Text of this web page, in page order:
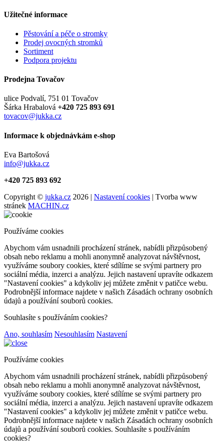
Užitečné informace
Pěstování a péče o stromky
Prodej ovocných stromků
Sortiment
Podpora projektu
Prodejna Tovačov
ulice Podvalí, 751 01 Tovačov
Šárka Hrabalová +420 725 893 691
tovacov@jukka.cz
Informace k objednávkám e-shop
Eva Bartošová
info@jukka.cz
+420 725 893 692
Copyright © jukka.cz 2026 | Nastavení cookies | Tvorba www
stránek MACHIN.cz
Používáme cookies
Abychom vám usnadnili procházení stránek, nabídli přizpůsobený
obsah nebo reklamu a mohli anonymně analyzovat návštěvnost,
využíváme soubory cookies, které sdílíme se svými partnery pro
sociální média, inzerci a analýzu. Jejich nastavení upravíte odkazem
"Nastavení cookies" a kdykoliv jej můžete změnit v patičce webu.
Podrobnější informace najdete v našich Zásadách ochrany osobních
údajů a používání souborů cookies.
Souhlasíte s používáním cookies?
Ano, souhlasím Nesouhlasím Nastavení
Používáme cookies
Abychom vám usnadnili procházení stránek, nabídli přizpůsobený
obsah nebo reklamu a mohli anonymně analyzovat návštěvnost,
využíváme soubory cookies, které sdílíme se svými partnery pro
sociální média, inzerci a analýzu. Jejich nastavení upravíte odkazem
"Nastavení cookies" a kdykoliv jej můžete změnit v patičce webu.
Podrobnější informace najdete v našich Zásadách ochrany osobních
údajů a používání souborů cookies. Souhlasíte s používáním
cookies?